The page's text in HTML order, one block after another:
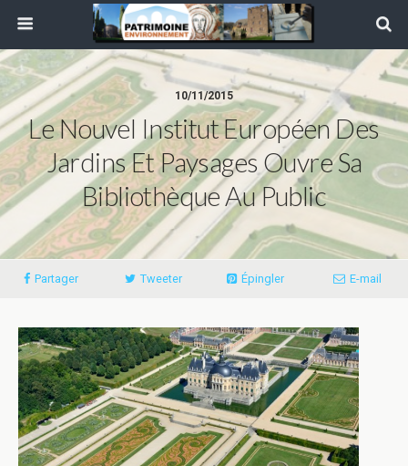
10/11/2015
Le Nouvel Institut Européen Des
Jardins Et Paysages Ouvre Sa
Bibliothèque Au Public
Partager Tweeter Épingler E-mail